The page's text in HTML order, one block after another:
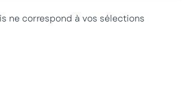
ne correspond à vos sélections